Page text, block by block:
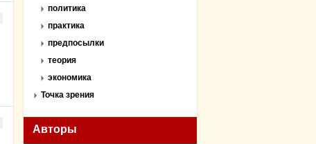
политика
практика
предпосылки
теория
экономика
Точка зрения
Авторы